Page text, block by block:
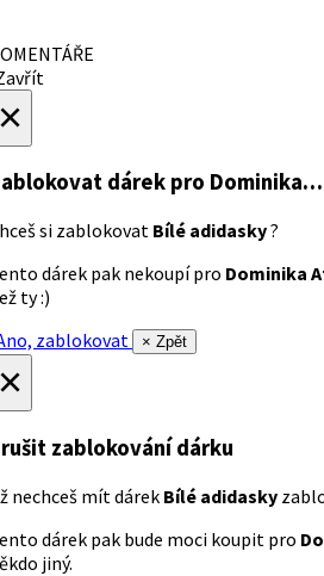
dárek pro Dominika…
si zablokovat Bílé adidasky?
dárek pak nekoupí pro Dominika
ty :)
zablokovat
× Zpět
zablokování dárku
nechceš mít dárek Bílé adidasky
dárek pak bude moci koupit pro
jiný.